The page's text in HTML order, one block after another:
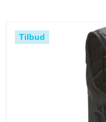
Tilbud